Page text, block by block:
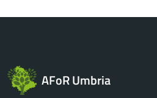
AFoR Umbria